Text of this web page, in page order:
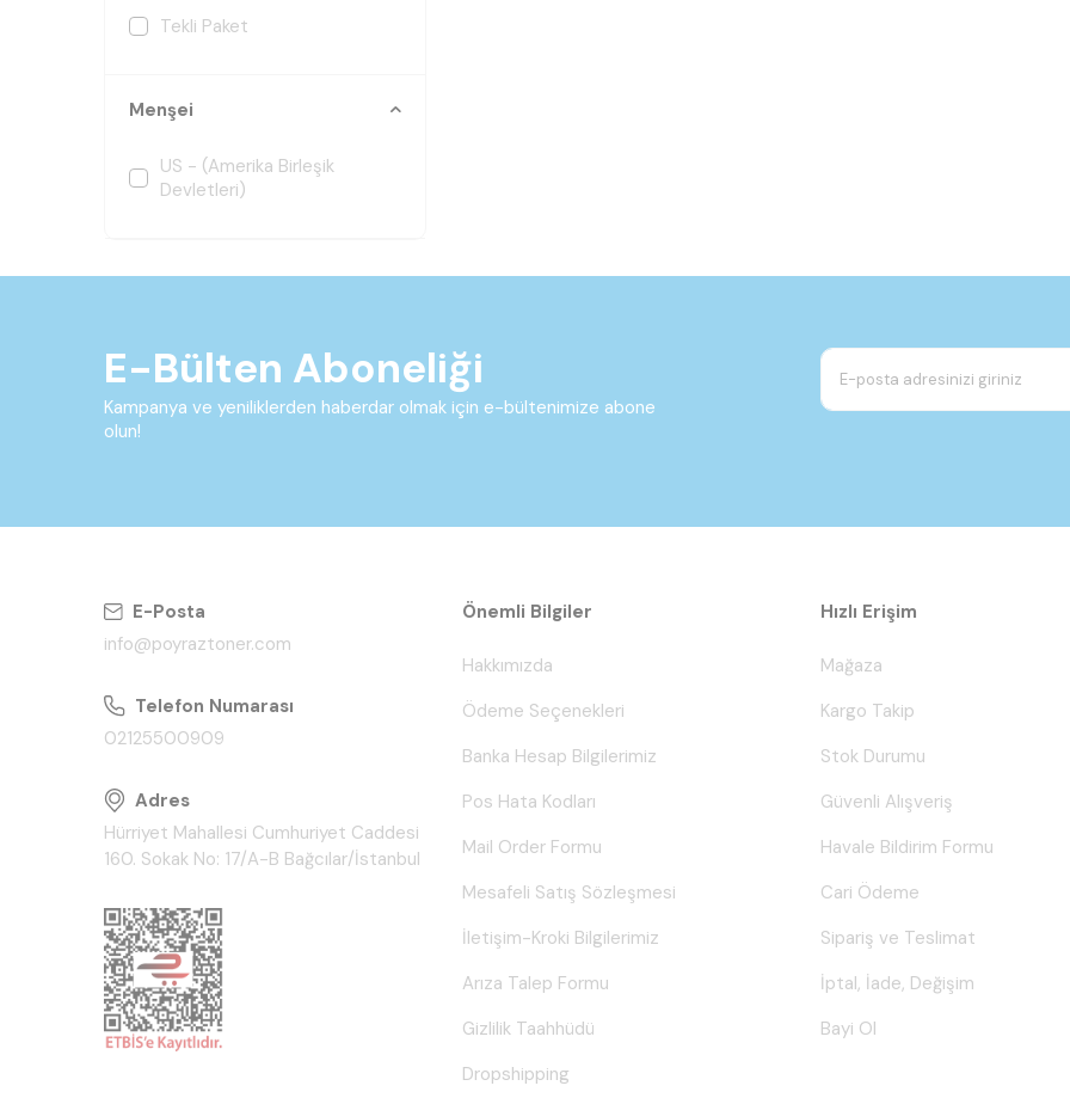
Tekli Paket
Menşei
US - (Amerika Birleşik
Devletleri)
E-Bülten Aboneliği
Kampanya ve yeniliklerden haberdar olmak için e-bültenimize abone
olun!
E-Posta
info@poyraztoner.com
Telefon Numarası
02125500909
Adres
Hürriyet Mahallesi Cumhuriyet Caddesi
160. Sokak No: 17/A-B Bağcılar/İstanbul
Önemli Bilgiler
Hakkımızda
Ödeme Seçenekleri
Banka Hesap Bilgilerimiz
Pos Hata Kodları
Mail Order Formu
Mesafeli Satış Sözleşmesi
İletişim-Kroki Bilgilerimiz
Arıza Talep Formu
Gizlilik Taahhüdü
Dropshipping
Hızlı Erişim
Mağaza
Kargo Takip
Stok Durumu
Güvenli Alışveriş
Havale Bildirim Formu
Cari Ödeme
Sipariş ve Teslimat
İptal, İade, Değişim
Bayi Ol